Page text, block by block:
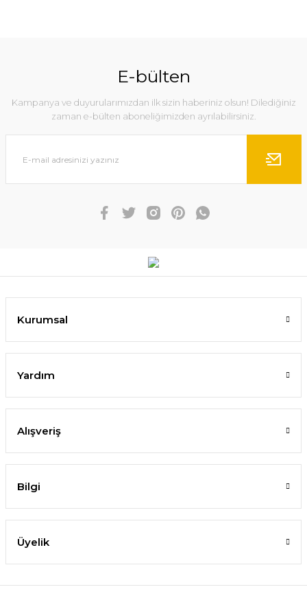
E-bülten
Kampanya ve duyurularımızdan ilk sizin haberiniz olsun! Dilediğiniz
zaman e-bülten aboneliğimizden ayrılabilirsiniz.
Kurumsal
Yardım
Alışveriş
Bilgi
Üyelik